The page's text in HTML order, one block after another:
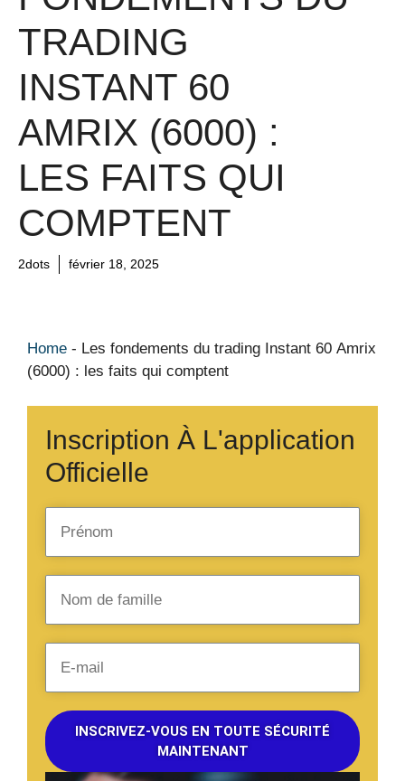
TRADING
INSTANT 60
AMRIX (6000) :
LES FAITS QUI
COMPTENT
2dots février 18, 2025
Home - Les fondements du trading Instant 60 Amrix
(6000) : les faits qui comptent
Inscription À L'application
Officielle
INSCRIVEZ-VOUS EN TOUTE SÉCURITÉ
MAINTENANT